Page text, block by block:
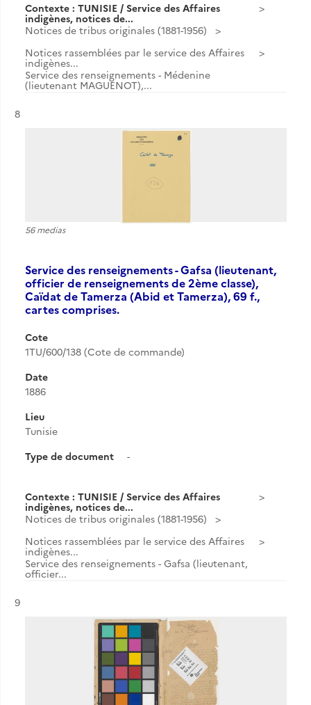
Contexte : TUNISIE / Service des Affaires
indigènes, notices de...
Notices de tribus originales (1881-1956)
Notices rassemblées par le service des Affaires
indigènes...
Service des renseignements - Médenine
(lieutenant MAGUENOT),...
Résultat n°
8
56 medias
Service des renseignements - Gafsa (lieutenant,
officier de renseignements de 2ème classe),
Caïdat de Tamerza (Abid et Tamerza), 69 f.,
cartes comprises.
Cote
1TU/600/138 (Cote de commande)
Date
1886
Lieu
Tunisie
Type de document
-
Contexte : TUNISIE / Service des Affaires
indigènes, notices de...
Notices de tribus originales (1881-1956)
Notices rassemblées par le service des Affaires
indigènes...
Service des renseignements - Gafsa (lieutenant,
officier...
Résultat n°
9